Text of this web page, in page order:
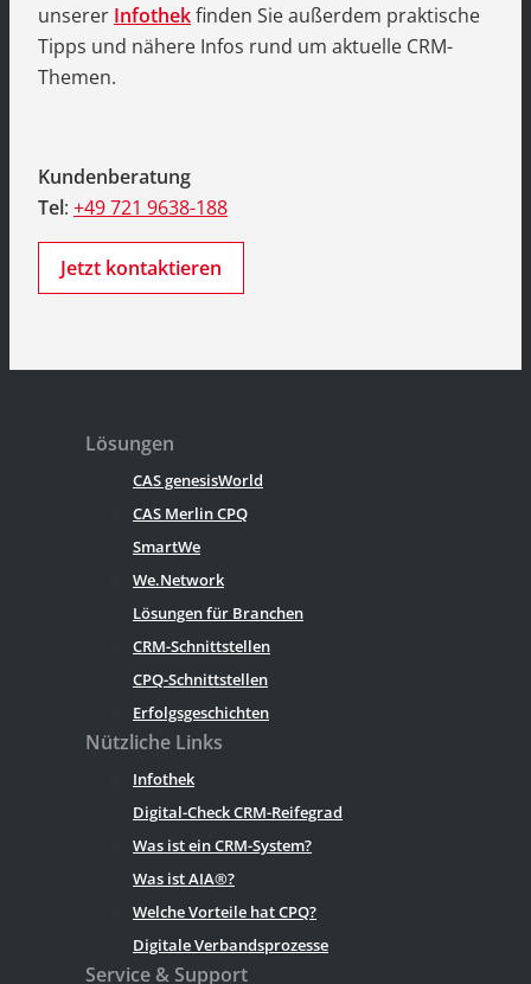
unserer Infothekfinden Sie außerdem praktische
Tipps und nähere Infos rund um aktuelle CRM-
Themen.
Kundenberatung
Tel: +49 721 9638-188
Jetzt kontaktieren
Lösungen
CAS genesisWorld
CAS Merlin CPQ
SmartWe
We.Network
Lösungen für Branchen
CRM-Schnittstellen
CPQ-Schnittstellen
Erfolgsgeschichten
Nützliche Links
Infothek
Digital-Check CRM-Reifegrad
Was ist ein CRM-System?
Was ist AIA®?
Welche Vorteile hat CPQ?
Digitale Verbandsprozesse
Service & Support